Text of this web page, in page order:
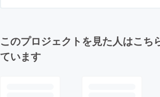
このプロジェクトを見た人はこち
ています